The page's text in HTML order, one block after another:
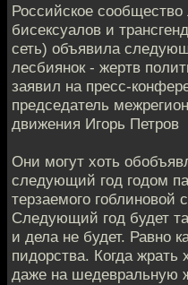
Российское сообщество
бисексуалов и
сеть) объявила
лесбиянок - жертв
заявил на пресс-
председатель
движения Игорь Петров
Они могут хоть
следующий год годом
терзаемого
Следующий год будет
и дела не будет. Равно
пидорства. Когда жрать
даже на шедевральную